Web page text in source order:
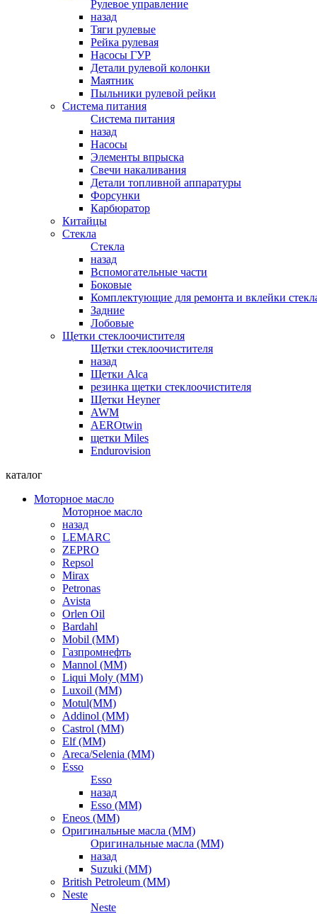
Рулевое управление
назад
Тяги рулевые
Рейка рулевая
Насосы ГУР
Детали рулевой колонки
Маятник
Пыльники рулевой рейки
Система питания
Система питания
назад
Насосы
Элементы впрыска
Свечи накаливания
Детали топливной аппаратуры
Форсунки
Карбюратор
Китайцы
Стекла
Стекла
назад
Вспомогательные части
Боковые
Комплектующие для ремонта и вклейки
Задние
Лобовые
Щетки стеклоочистителя
Щетки стеклоочистителя
назад
Щетки Alca
резинка щетки стеклоочистителя
Щетки Heyner
AWM
AEROtwin
щетки Miles
Endurovision
каталог
Моторное масло
Моторное масло
назад
LEMARC
ZEPRO
Repsol
Mirax
Petronas
Avista
Orlen Oil
Bardahl
Mobil (ММ)
Газпромнефть
Mannol (ММ)
Liqui Moly (ММ)
Luxoil (ММ)
Motul(ММ)
Addinol (ММ)
Castrol (ММ)
Elf (ММ)
Areca/Selenia (ММ)
Esso
Esso
назад
Esso (ММ)
Eneos (ММ)
Оригинальные масла (ММ)
Оригинальные масла (ММ)
назад
Suzuki (ММ)
British Petroleum (ММ)
Neste
Neste